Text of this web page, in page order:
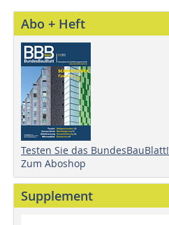
Abo + Heft
Testen Sie das BundesBauBlatt!
Zum Aboshop
Supplement